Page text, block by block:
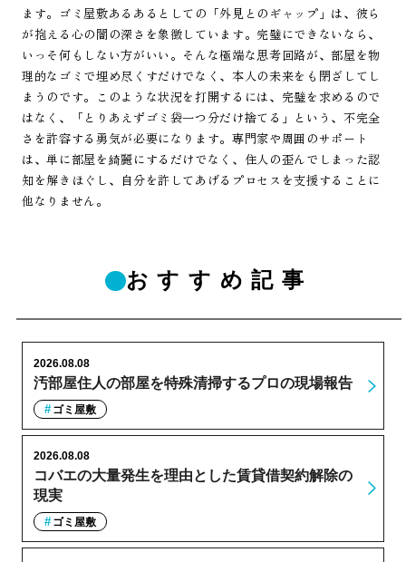
ます。ゴミ屋敷あるあるとしての「外見とのギャップ」は、彼ら
が抱える心の闇の深さを象徴しています。完璧にできないなら、
いっそ何もしない方がいい。そんな極端な思考回路が、部屋を物
理的なゴミで埋め尽くすだけでなく、本人の未来をも閉ざしてし
まうのです。このような状況を打開するには、完璧を求めるので
はなく、「とりあえずゴミ袋一つ分だけ捨てる」という、不完全
さを許容する勇気が必要になります。専門家や周囲のサポート
は、単に部屋を綺麗にするだけでなく、住人の歪んでしまった認
知を解きほぐし、自分を許してあげるプロセスを支援することに
他なりません。
おすすめ記事
汚部屋住人の部屋を特殊清掃するプロの現場報告
2026.08.08
ゴミ屋敷
コバエの大量発生を理由とした賃貸借契約解除の
現実
2026.08.08
ゴミ屋敷